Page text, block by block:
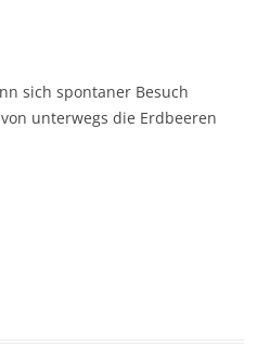
sich spontaner Besuch
unterwegs die Erdbeeren